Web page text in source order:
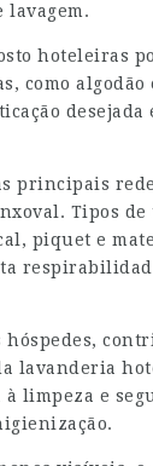
lavagem.
hoteleiras
como
principais
Tipos de
piquet e
hóspedes,
lavanderia
limpeza e